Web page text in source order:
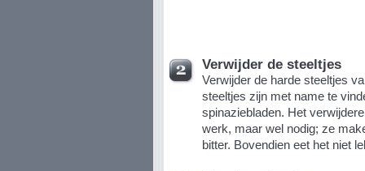
Verwijder de steeltjes
Verwijder de harde steeltjes
steeltjes zijn met name te
spinaziebladen. Het
werk, maar wel nodig; ze
bitter. Bovendien eet het niet